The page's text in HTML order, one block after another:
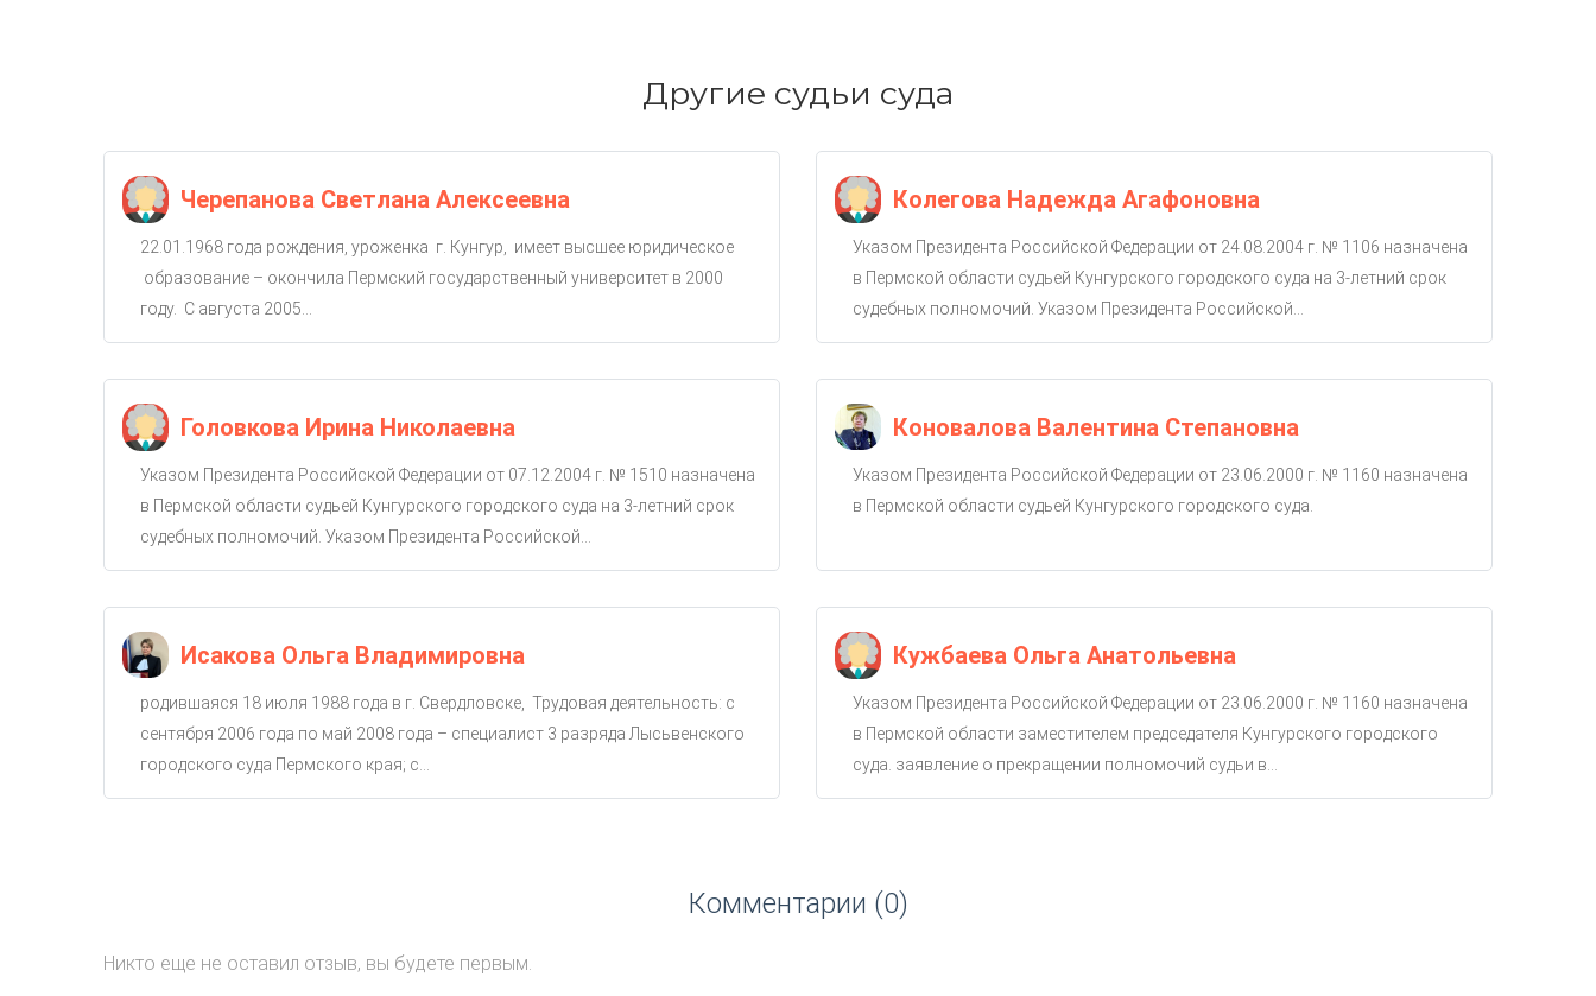
Другие судьи суда
Черепанова Светлана Алексеевна
22.01.1968 года рождения, уроженка г. Кунгур, имеет высшее юридическое
образование – окончила Пермский государственный университет в 2000
году. С августа 2005...
Головкова Ирина Николаевна
Указом Президента Российской Федерации от 07.12.2004 г. № 1510 назначена
в Пермской области судьей Кунгурского городского суда на 3-летний срок
судебных полномочий. Указом Президента Российской...
Исакова Ольга Владимировна
родившаяся 18 июля 1988 года в г. Свердловске, Трудовая деятельность: с
сентября 2006 года по май 2008 года – специалист 3 разряда Лысьвенского
городского суда Пермского края; с...
Колегова Надежда Агафоновна
Указом Президента Российской Федерации от 24.08.2004 г. № 1106 назначена
в Пермской области судьей Кунгурского городского суда на 3-летний срок
судебных полномочий. Указом Президента Российской...
Коновалова Валентина Степановна
Указом Президента Российской Федерации от 23.06.2000 г. № 1160 назначена
в Пермской области судьей Кунгурского городского суда.
Кужбаева Ольга Анатольевна
Указом Президента Российской Федерации от 23.06.2000 г. № 1160 назначена
в Пермской области заместителем председателя Кунгурского городского
суда. заявление о прекращении полномочий судьи в...
Комментарии (0)
Никто еще не оставил отзыв, вы будете первым.